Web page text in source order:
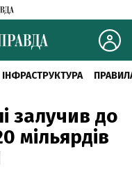
ІНФРАСТРУКТУРА
залучив до
мільярдів